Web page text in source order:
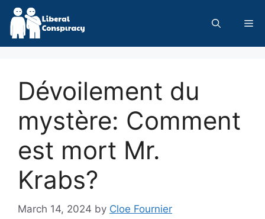
Skip
content
Dévoilement du
mystère: Comment
est mort Mr.
Krabs?
March 14, 2024 by Cloe Fournier